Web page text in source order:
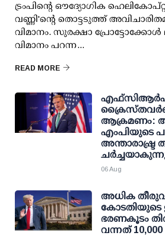
ട്രംപിന്റെ ഔദ്യോഗിക
വണ്ണി'ന്റെ തൊട്ടടുത്ത്
വിമാനം. സുരക്ഷാ പ്രോട്ടോക്കോള്‍
വിമാനം പറന്ന...
READ MORE
എഫ്‌സി‌ആര്‍‌എ
ആക്രമണം:
എംപിയുടെ
അന്താരാഷ്ട്ര
06 Aug
അധിക
കോടതിയുടെ
ഭരണകൂടം
വന്നത്